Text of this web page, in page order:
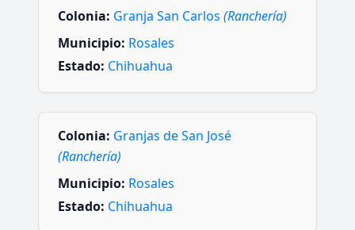
Colonia: Granja San Carlos (Ranchería)
Municipio: Rosales
Estado: Chihuahua
Colonia: Granjas de San José
(Ranchería)
Municipio: Rosales
Estado: Chihuahua